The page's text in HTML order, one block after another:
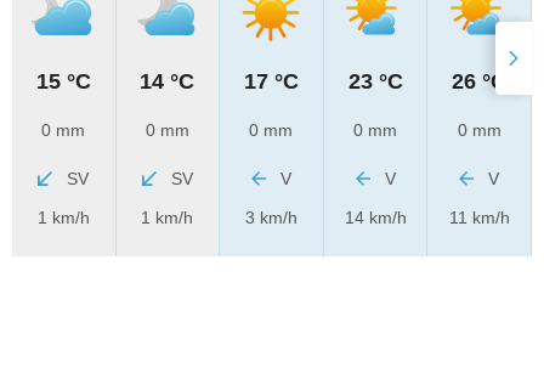
15 °C
0 mm
SV
1 km/h
14 °C
0 mm
SV
1 km/h
17 °C
0 mm
V
3 km/h
23 °C
0 mm
V
14 km/h
26 °C
0 mm
V
11 km/h